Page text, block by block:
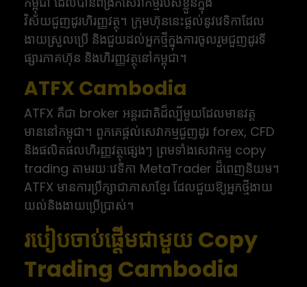
វិស័យជួញដូរហិរញ្ញវត្ថុ។ ក្រុមហ៊ុននេះផ្តល់នូវវេទិកាដែល
ងាយស្រួលប្រើ និងជួយដល់អ្នកថ្មីក្នុងការចូលរួមជួញដូរទី
ផ្សារភាគហ៊ុន និងហិរញ្ញវត្ថុនៅកម្ពុជា។
ATFX Cambodia
ATFX គឺជា broker អន្តរជាតិដ៏ល្បីមួយដែលមានវត្ត
មាននៅកម្ពុជា។ ពួកគេផ្តល់សេវាកម្មជួញដូរ forex, CFD
និងផលិតផលហិរញ្ញវត្ថុផ្សេងៗ ព្រមទាំងសេវាកម្ម copy
trading តាមរយៈវេទិកា MetaTrader ដ៏ពេញនិយម។
ATFX មានការប្រឹក្សាជាភាសាខ្មែរ ដែលជួយឱ្យអ្នកថ្មីងាយ
យល់និងងាយប្រើប្រាស់។
របៀបចាប់ផ្តើមជាមួយ Copy
Trading Cambodia